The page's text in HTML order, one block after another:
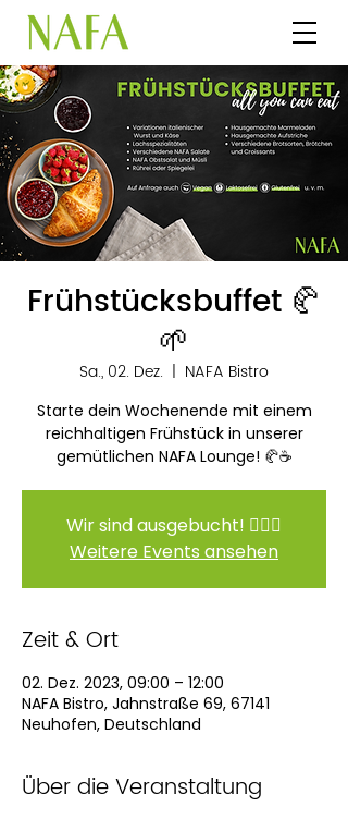
Frühstücksbuffet 🥐
🌱
Sa., 02. Dez.
  |
NAFA Bistro
Starte dein Wochenende mit einem
reichhaltigen Frühstück in unserer
gemütlichen NAFA Lounge! 🥐☕️
Wir sind ausgebucht! 🙆🏻‍♀️
Weitere Events ansehen
Zeit & Ort
02. Dez. 2023, 09:00 – 12:00
NAFA Bistro, Jahnstraße 69, 67141
Neuhofen, Deutschland
Über die Veranstaltung